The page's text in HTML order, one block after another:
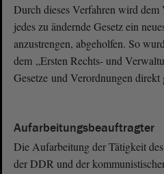
Durch dieses Verfahren wird
jedes zu ändernde Gesetz ein
anzustrengen, abgeholfen. So
dem „Ersten Rechts- und
Gesetze und Verordnungen direkt
Aufarbeitungsbeauftragter
Die Aufarbeitung der Tätigkeit
der DDR und der